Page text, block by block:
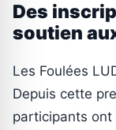
Des
soutien
Les Foulées
Depuis cette
participants ont